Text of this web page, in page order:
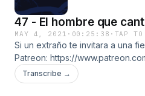
47 - El hombre que
MAY 4, 2021 · 00:25:38 · TAP TO
Si un extraño te invitara a una
Patreon: https://
https://apple.co/3cTQiLe
Anchor.fm: https://anchor.fm/
Transcribe →